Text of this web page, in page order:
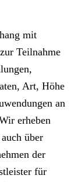
mit
Teilnahme
Art, Höhe
an
erheben
über
der
für